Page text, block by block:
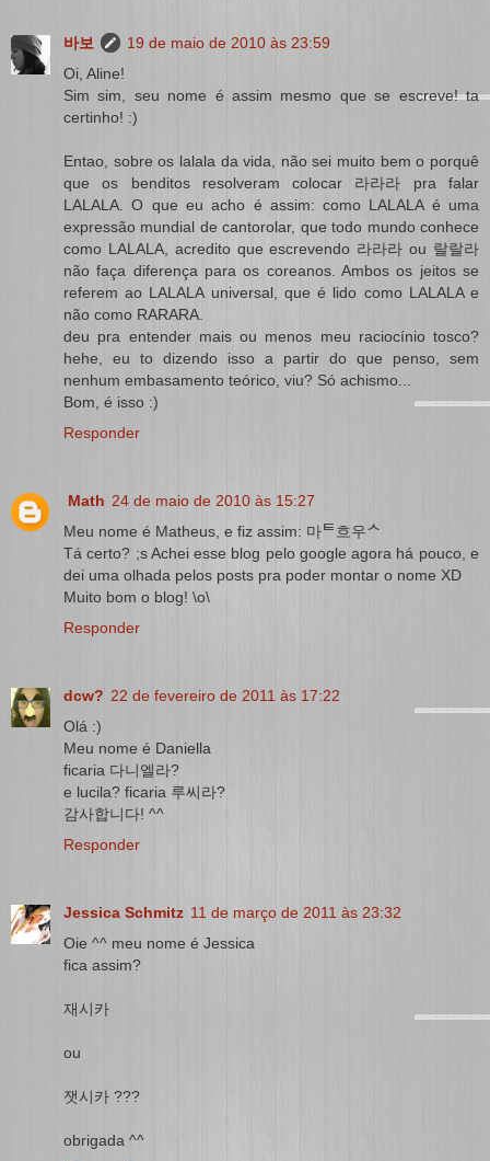
바보
19 de maio de 2010 às 23:59
Oi, Aline!
Sim sim, seu nome é assim mesmo que se escreve! ta
certinho! :)
Entao, sobre os lalala da vida, não sei muito bem o porquê
que os benditos resolveram colocar 라라라 pra falar
LALALA. O que eu acho é assim: como LALALA é uma
expressão mundial de cantorolar, que todo mundo conhece
como LALALA, acredito que escrevendo 라라라 ou 랄랄라
não faça diferença para os coreanos. Ambos os jeitos se
referem ao LALALA universal, que é lido como LALALA e
não como RARARA.
deu pra entender mais ou menos meu raciocínio tosco?
hehe, eu to dizendo isso a partir do que penso, sem
nenhum embasamento teórico, viu? Só achismo...
Bom, é isso :)
Responder
Math 24 de maio de 2010 às 15:27
Meu nome é Matheus, e fiz assim: 마ᄐ흐우ᄉ
Tá certo? ;s Achei esse blog pelo google agora há pouco, e
dei uma olhada pelos posts pra poder montar o nome XD
Muito bom o blog! \o\
Responder
dcw? 22 de fevereiro de 2011 às 17:22
Olá :)
Meu nome é Daniella
ficaria 다니엘라?
e lucila? ficaria 루씨라?
감사합니다! ^^
Responder
Jessica Schmitz 11 de março de 2011 às 23:32
Oie ^^ meu nome é Jessica
fica assim?
재시카
ou
잿시카 ???
obrigada ^^